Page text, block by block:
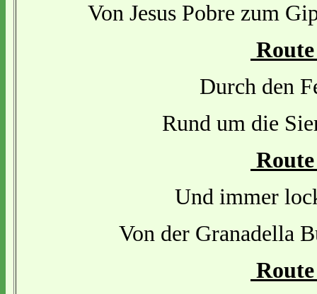
Von Jesus Pobre zum
Durch den
Rund um die
Und immer
Von der Granadella